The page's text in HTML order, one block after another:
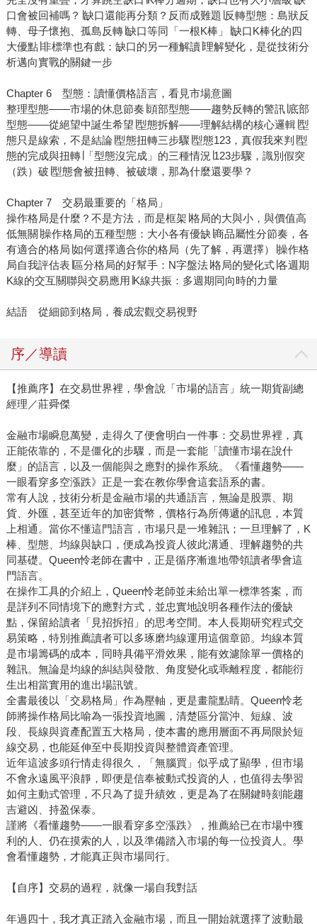
口會被回補嗎？∣缺口還能再分類？反而成難題∣反轉型態：島狀反
轉、母子懷抱、孤島反轉∣缺口等同「一根K棒」∣缺口K棒化的四
大優點∣非標準也有戲：缺口的另一種解讀∣理解變化，是從技術分
析邁向實戰的關鍵一步
Chapter 6 型態：讀懂價格語言，看見市場意圖
整理型態——市場的休息節奏∣頭部型態——趨勢反轉的警訊∣底部
型態——從絕望中誕生希望∣型態拆解——理解結構的核心邏輯∣型
態只是線索，不是結論∣型態扭轉三步驟∣型態123，真假我來判∣型
態的完成與扭轉∣「型態沒完成」的三種情況∣123步驟，識別假突
（跌）破∣型態會被扭轉、被破壞，那為什麼還要學？
Chapter 7 交易最重要的「格局」
操作格局是什麼？不是方法，而是框架∣格局的大與小，與價值高
低無關∣操作格局的五種型態：大小各有優缺∣商品屬性分節奏，各
有適合的格局∣如何選擇適合你的格局（先了解，再選擇）∣操作格
局自我評估表∣區分格局的好幫手：N字盤法∣格局的變化式∣各週期
K線的交互關聯與交易應用∣K線共振：多週期同向時的力量
結語 從細節到格局，養成宏觀交易視野
序／導讀
【推薦序】在交易世界裡，學會說「市場的語言」統一期貨副總
經理／莊舜傑
金融市場瞬息萬變，走得久了便會明白一件事：交易世界裡，真
正能依靠的，不是僵化的步驟，而是一套能「讀懂市場在說什
麼」的語言，以及一個能與之應對的操作系統。《看懂趨勢——
一眼看穿多空漲跌》正是一套在教你學會這套語系的書。
常有人說，技術分析是金融市場的共通語言，無論是股票、期
貨、外匯，甚至近年的加密貨幣，價格行為所傳遞的訊息，本質
上相通。當你不懂這門語言，市場只是一堆雜訊；一旦理解了，K
棒、型態、均線與缺口，便成為投資人彼此溝通、理解趨勢的共
同基礎。Queen怜老師在書中，正是循序漸進地帶領讀者學會這
門語言。
在操作工具的介紹上，Queen怜老師並未給出單一標準答案，而
是詳列不同情境下的應對方式，並忠實地說明各種作法的優缺
點，保留給讀者「見招拆招」的思考空間。本人長期研究程式交
易策略，特別推薦讀者可以多琢磨均線運用這個章節。均線本質
是市場籌碼的成本，同時具備平滑效果，能有效濾除單一價格的
雜訊。無論是均線的糾結與發散、角度變化或乖離程度，都能衍
生出相當實用的進出場訊號。
全書最後以「交易格局」作為壓軸，更是畫龍點睛。Queen怜老
師將操作格局比喻為一張投資地圖，清楚區分當沖、短線、波
段、長線與資產配置五大格局，使本書的應用層面不再局限於短
線交易，也能延伸至中長期投資與整體資產管理。
近年這波多頭行情走得很久，「無腦買」似乎成了顯學，但市場
不會永遠風平浪靜，即便是信奉被動式投資的人，也值得去學習
如何主動式管理，不只為了提升績效，更是為了在關鍵時刻能趨
吉避凶、持盈保泰。
謹將《看懂趨勢——一眼看穿多空漲跌》，推薦給已在市場中獲
利的人、仍在摸索的人，以及準備踏入市場的每一位投資人。學
會看懂趨勢，才能真正與市場同行。
【自序】交易的過程，就像一場自我對話
年過四十，我才真正踏入金融市場，而且一開始就選擇了波動最